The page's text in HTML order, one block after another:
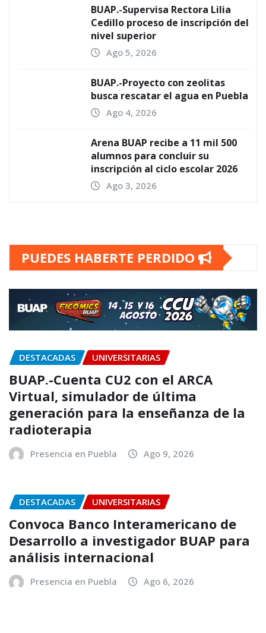
BUAP.-Supervisa Rectora Lilia
Cedillo proceso de inscripción del
nivel superior
Ago 5, 2026
BUAP.-Proyecto con zeolitas
busca rescatar el agua en Puebla
Ago 4, 2026
Arena BUAP recibe a 11 mil 500
alumnos para concluir su
inscripción al ciclo escolar 2026
Ago 3, 2026
PUEDES HABERTE PERDIDO
DESTACADAS UNIVERSITARIAS
BUAP.-Cuenta CU2 con el ARCA
Virtual, simulador de última
generación para la enseñanza de la
radioterapia
Presencia en Puebla Ago 9, 2026
DESTACADAS UNIVERSITARIAS
Convoca Banco Interamericano de
Desarrollo a investigador BUAP para
análisis internacional
Presencia en Puebla Ago 6, 2026